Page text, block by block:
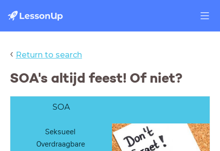
‹ Return to search
SOA's altijd feest! Of niet?
SOA
Seksueel
Overdraagbare